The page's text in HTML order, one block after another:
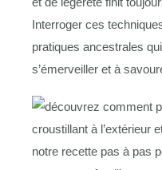
Interroger ces
pratiques ancestrales
s’émerveiller et à